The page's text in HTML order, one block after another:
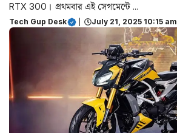
RTX 300। প্রথমবার এই সেগমেন্টে ...
Tech Gup Desk July 21, 2025 10:15 am